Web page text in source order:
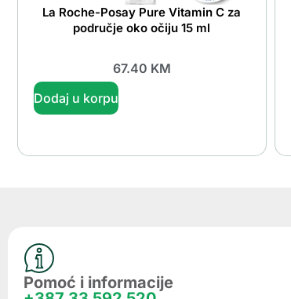
La Roche-Posay Pure Vitamin C za
područje oko očiju 15 ml
67.40 KM
Dodaj u korpu
Pomoć i informacije